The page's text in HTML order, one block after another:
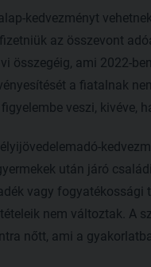
kedvezményt
az összevont
összegéig, ami 2022-
a fiatalnak
veszi, kivéve,
után járó
vagy fogyatékossági
nem változtak. A
nőtt, ami a